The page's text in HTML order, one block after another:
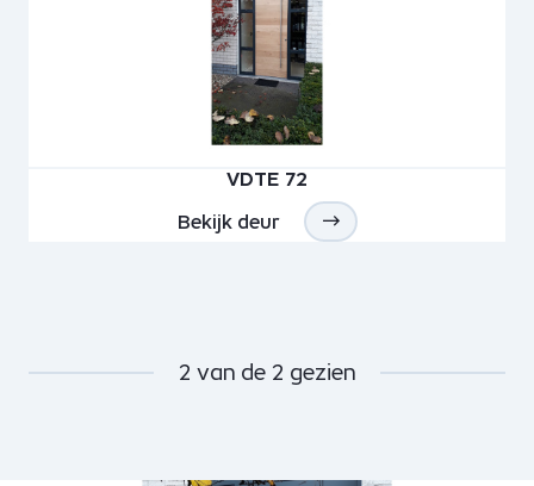
VDTE 72
Bekijk deur
2 van de 2 gezien